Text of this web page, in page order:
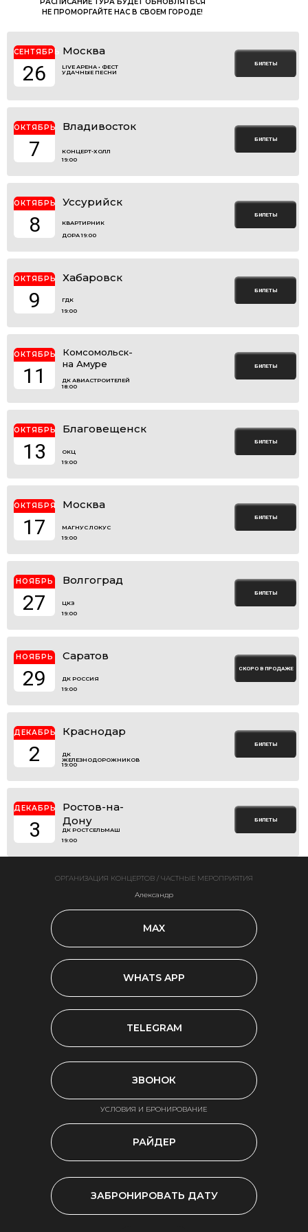
НЕ ПРОМОРГАЙТЕ НАС В СВОЕМ ГОРОДЕ!
СЕНТЯБРЬ
26
Москва
LIVE АРЕНА • ФЕСТ
УДАЧНЫЕ ПЕСНИ
БИЛЕТЫ
ОКТЯБРЬ
7
Владивосток
19:00
КОНЦЕРТ-ХОЛЛ
БИЛЕТЫ
ОКТЯБРЬ
8
Уссурийск
ДОРА 19:00
КВАРТИРНИК
БИЛЕТЫ
ОКТЯБРЬ
9
Хабаровск
19:00
ГДК
БИЛЕТЫ
ОКТЯБРЬ
11
Комсомольск-
на Амуре
18:00
ДК АВИАСТРОИТЕЛЕЙ
БИЛЕТЫ
ОКТЯБРЬ
13
Благовещенск
19:00
ОКЦ
БИЛЕТЫ
ОКТЯБРЯ
17
Москва
19:00
МАГНУС ЛОКУС
БИЛЕТЫ
НОЯБРЬ
27
Волгоград
19:00
ЦКЗ
БИЛЕТЫ
НОЯБРЬ
29
Саратов
19:00
ДК РОССИЯ
СКОРО В ПРОДАЖЕ
ДЕКАБРЬ
2
Краснодар
19:00
ДК
ЖЕЛЕЗНОДОРОЖНИКОВ
БИЛЕТЫ
ДЕКАБРЬ
3
Ростов-на-
Дону
19:00
ДК РОСТСЕЛЬМАШ
БИЛЕТЫ
ЗАБРОНИРОВАТЬ ДАТУ
WHATS APP
MAX
TELEGRAM
ЗВОНОК
РАЙДЕР
ОРГАНИЗАЦИЯ КОНЦЕРТОВ / ЧАСТНЫЕ МЕРОПРИЯТИЯ
Александр
УСЛОВИЯ И БРОНИРОВАНИЕ